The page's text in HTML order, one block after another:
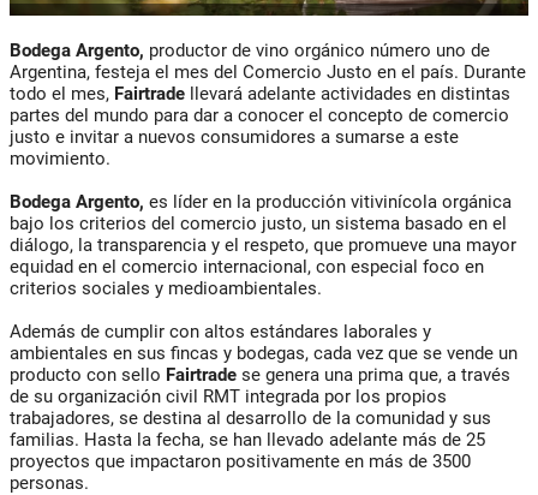
Bodega Argento, productor de vino orgánico número uno de
Argentina, festeja el mes del Comercio Justo en el país. Durante
todo el mes, Fairtrade llevará adelante actividades en distintas
partes del mundo para dar a conocer el concepto de comercio
justo e invitar a nuevos consumidores a sumarse a este
movimiento.
Bodega Argento, es líder en la producción vitivinícola orgánica
bajo los criterios del comercio justo, un sistema basado en el
diálogo, la transparencia y el respeto, que promueve una mayor
equidad en el comercio internacional, con especial foco en
criterios sociales y medioambientales.
Además de cumplir con altos estándares laborales y
ambientales en sus fincas y bodegas, cada vez que se vende un
producto con sello Fairtrade se genera una prima que, a través
de su organización civil RMT integrada por los propios
trabajadores, se destina al desarrollo de la comunidad y sus
familias. Hasta la fecha, se han llevado adelante más de 25
proyectos que impactaron positivamente en más de 3500
personas.